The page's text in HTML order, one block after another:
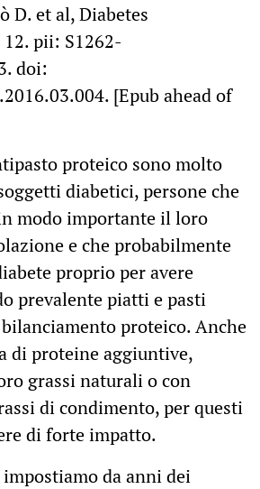
D. et al, Diabetes
pii: S1262-
doi:
[Epub ahead of
proteico sono molto
diabetici, persone che
modo importante il loro
e che probabilmente
proprio per avere
prevalente piatti e pasti
proteico. Anche
di proteine aggiuntive,
grassi naturali o con
di condimento, per questi
di forte impatto.
da anni dei